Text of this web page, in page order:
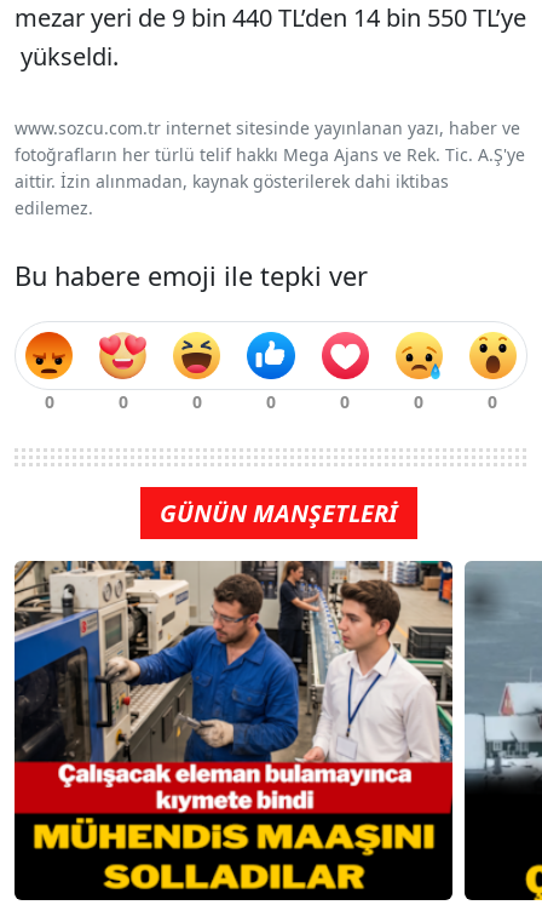
mezar yeri de 9 bin 440 TL’den 14 bin 550 TL’ye
yükseldi.
www.sozcu.com.tr internet sitesinde yayınlanan yazı, haber ve
fotoğrafların her türlü telif hakkı Mega Ajans ve Rek. Tic. A.Ş'ye
aittir. İzin alınmadan, kaynak gösterilerek dahi iktibas
edilemez.
Bu habere emoji ile tepki ver
GÜNÜN MANŞETLERİ